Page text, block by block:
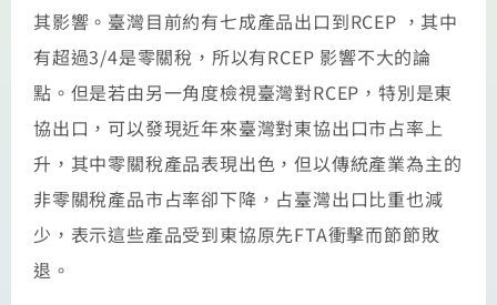
其影響。臺灣目前約有七成產品出口到RCEP ，其中
有超過3/4是零關稅，所以有RCEP 影響不大的論
點。但是若由另一角度檢視臺灣對RCEP，特別是東
協出口，可以發現近年來臺灣對東協出口市占率上
升，其中零關稅產品表現出色，但以傳統產業為主的
非零關稅產品市占率卻下降，占臺灣出口比重也減
少，表示這些產品受到東協原先FTA衝擊而節節敗
退。